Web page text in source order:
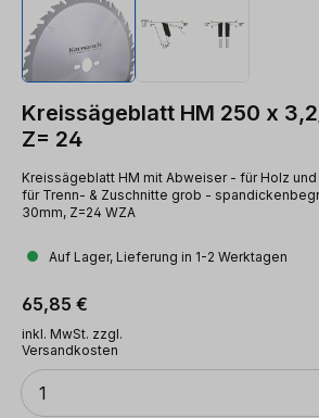
Kreissägeblatt HM 250 x
Z= 24
Kreissägeblatt HM mit Abweiser - für Holz
für Trenn- & Zuschnitte grob -
30mm, Z=24 WZA
Auf Lager, Lieferung in 1-2 Werktagen
Regulärer Preis:
65,85 €
inkl. MwSt. zzgl.
Versandkosten
Anzahl
1